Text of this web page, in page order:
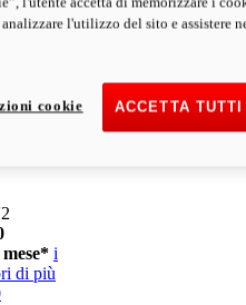
di più
i
di più
l'utilizzo del sito e assistere
ACCETTA
cookie